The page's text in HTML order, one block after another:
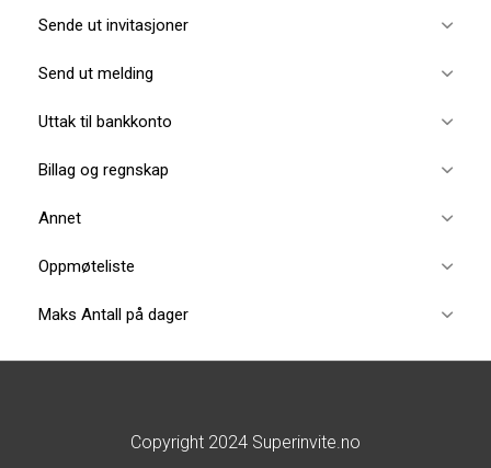
Sende ut invitasjoner
Send ut melding
Uttak til bankkonto
Billag og regnskap
Annet
Oppmøteliste
Maks Antall på dager
Copyright 2024 Superinvite.no